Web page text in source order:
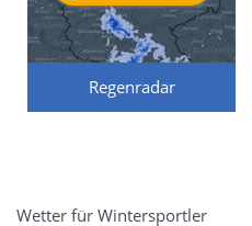
Regenradar
Wetter für Wintersportler